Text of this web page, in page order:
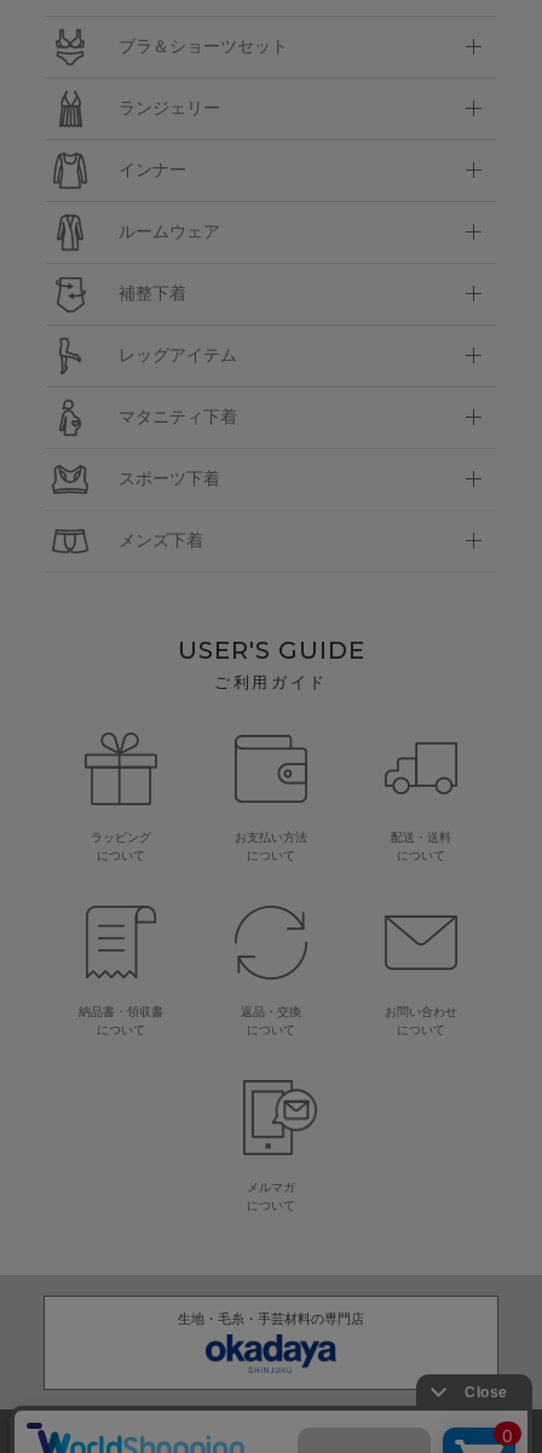
ブラ＆ショーツセット
ランジェリー
インナー
ルームウェア
補整下着
レッグアイテム
マタニティ下着
スポーツ下着
メンズ下着
USER'S GUIDE
ご利用ガイド
ラッピング
について
お支払い方法
について
配送・送料
について
納品書・領収書
について
返品・交換
について
お問い合わせ
について
メルマガ
について
生地・毛糸・手芸材料の専門店